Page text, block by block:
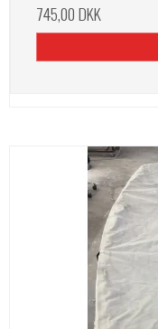
745,00 DKK